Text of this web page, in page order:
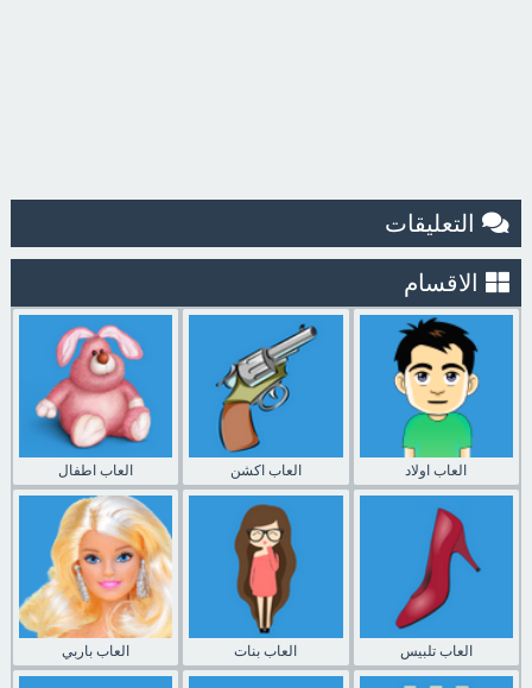
التعليقات
الاقسام
العاب اطفال العاب اكشن العاب اولاد
العاب باربي العاب بنات العاب تلبيس